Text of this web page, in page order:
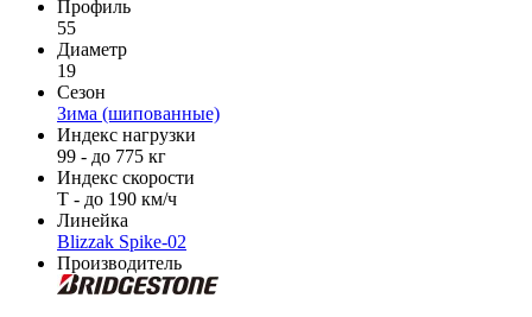
Профиль
55
Диаметр
19
Сезон
Зима (шипованные)
Индекс нагрузки
99 - до 775 кг
Индекс скорости
T - до 190 км/ч
Линейка
Blizzak Spike-02
Производитель